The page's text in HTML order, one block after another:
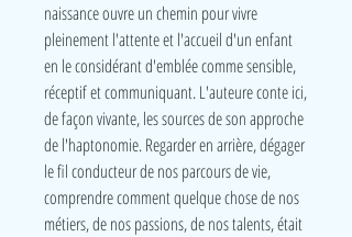
naissance ouvre un chemin pour vivre
pleinement l'attente et l'accueil d'un enfant
en le considérant d'emblée comme sensible,
réceptif et communiquant. L'auteure conte ici,
de façon vivante, les sources de son approche
de l'haptonomie. Regarder en arrière, dégager
le fil conducteur de nos parcours de vie,
comprendre comment quelque chose de nos
métiers, de nos passions, de nos talents, était